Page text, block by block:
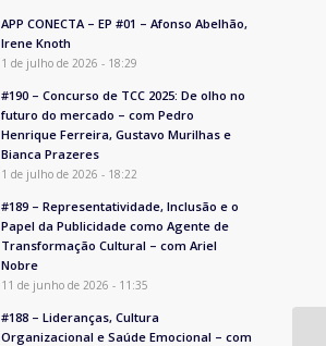
APP CONECTA – EP #01 – Afonso Abelhão,
Irene Knoth
1 de julho de 2026 - 18:29
#190 – Concurso de TCC 2025: De olho no
futuro do mercado – com Pedro
Henrique Ferreira, Gustavo Murilhas e
Bianca Prazeres
1 de julho de 2026 - 18:22
#189 – Representatividade, Inclusão e o
Papel da Publicidade como Agente de
Transformação Cultural – com Ariel
Nobre
11 de junho de 2026 - 11:35
#188 – Lideranças, Cultura
Organizacional e Saúde Emocional – com